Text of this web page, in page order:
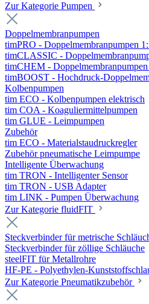
Zur Kategorie Pumpen
Doppelmembranpumpen
timPRO - Doppelmembranpumpen
timCLASSIC -
timCHEM - Doppelmembranpumpen
timBOOST - Hochdruck-
Kolbenpumpen
tim ECO - Kolbenpumpen elektrisch
tim COA - Koaguliermittelpumpen
tim GLUE - Leimpumpen
Zubehör
tim ECO - Materialstaudruckregler
Zubehör pneumatische Leimpumpe
Intelligente Überwachung
tim TRON - Intelligenter Sensor
tim TRON - USB Adapter
tim LINK - Pumpen Überwachung
Zur Kategorie fluidFIT
Steckverbinder für metrische
Steckverbinder für zöllige Schläuche
steelFIT für Metallrohre
HF-PE - Polyethylen-
Zur Kategorie Pneumatikzubehör